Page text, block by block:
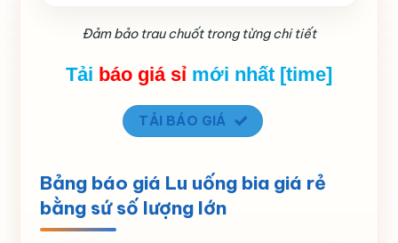
Đảm bảo trau chuốt trong từng chi tiết
Tải báo giá sỉ mới nhất [time]
TẢI BÁO GIÁ
Bảng báo giá Lu uống bia giá rẻ
bằng sứ số lượng lớn